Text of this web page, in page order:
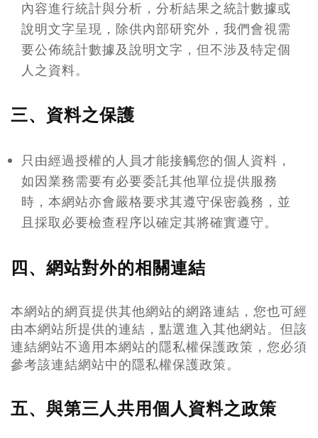
內容進行統計與分析，分析結果之統計數據或
說明文字呈現，除供內部研究外，我們會視需
要公佈統計數據及說明文字，但不涉及特定個
人之資料。
三、資料之保護
只由經過授權的人員才能接觸您的個人資料，
如因業務需要有必要委託其他單位提供服務
時，本網站亦會嚴格要求其遵守保密義務，並
且採取必要檢查程序以確定其將確實遵守。
四、網站對外的相關連結
本網站的網頁提供其他網站的網路連結，您也可經
由本網站所提供的連結，點選進入其他網站。但該
連結網站不適用本網站的隱私權保護政策，您必須
參考該連結網站中的隱私權保護政策。
五、與第三人共用個人資料之政策